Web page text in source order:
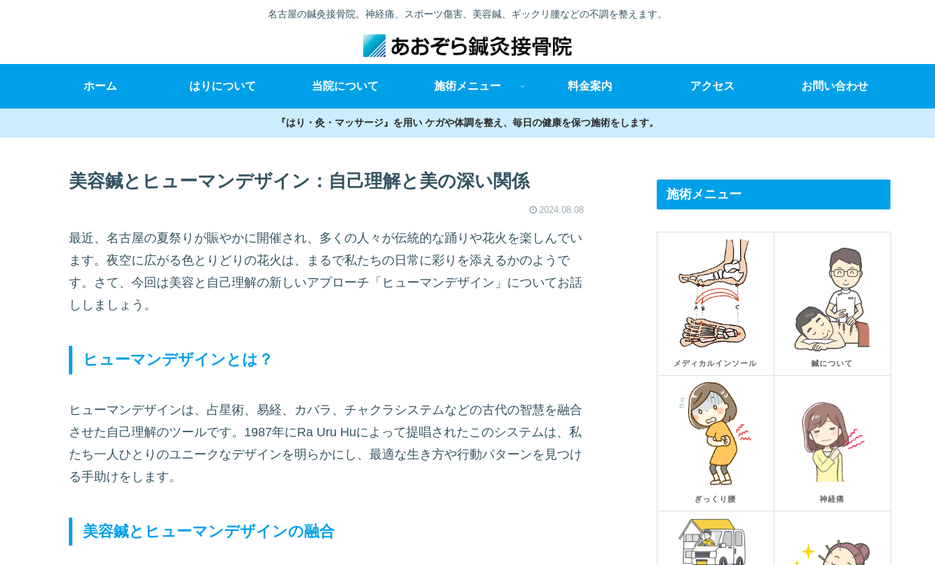
名古屋の鍼灸接骨院。神経痛、スポーツ傷害、美容鍼、ギックリ腰などの不調を整えます。
ホーム はりについて 当院について 施術メニュー 料金案内 アクセス お問い合わせ
『はり・灸・マッサージ』を用い ケガや体調を整え、毎日の健康を保つ施術をします。
美容鍼とヒューマンデザイン：自己理解と美の深い関係
2024.08.08
最近、名古屋の夏祭りが賑やかに開催され、多くの人々が伝統的な踊りや花火を楽しんでい
ます。夜空に広がる色とりどりの花火は、まるで私たちの日常に彩りを添えるかのようで
す。さて、今回は美容と自己理解の新しいアプローチ「ヒューマンデザイン」についてお話
ししましょう。
ヒューマンデザインとは？
ヒューマンデザインは、占星術、易経、カバラ、チャクラシステムなどの古代の智慧を融合
させた自己理解のツールです。1987年にRa Uru Huによって提唱されたこのシステムは、私
たち一人ひとりのユニークなデザインを明らかにし、最適な生き方や行動パターンを見つけ
る手助けをします。
美容鍼とヒューマンデザインの融合
施術メニュー
メディカルインソール 鍼について
ぎっくり腰 神経痛